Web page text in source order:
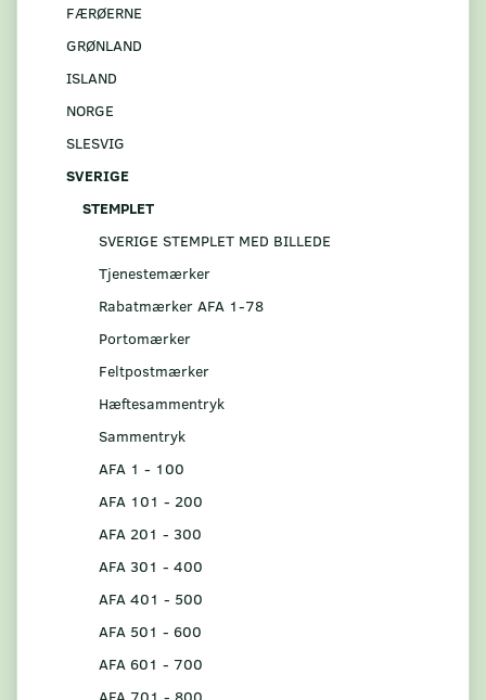
FÆRØERNE
GRØNLAND
ISLAND
NORGE
SLESVIG
SVERIGE
STEMPLET
SVERIGE STEMPLET MED BILLEDE
Tjenestemærker
Rabatmærker AFA 1-78
Portomærker
Feltpostmærker
Hæftesammentryk
Sammentryk
AFA 1 - 100
AFA 101 - 200
AFA 201 - 300
AFA 301 - 400
AFA 401 - 500
AFA 501 - 600
AFA 601 - 700